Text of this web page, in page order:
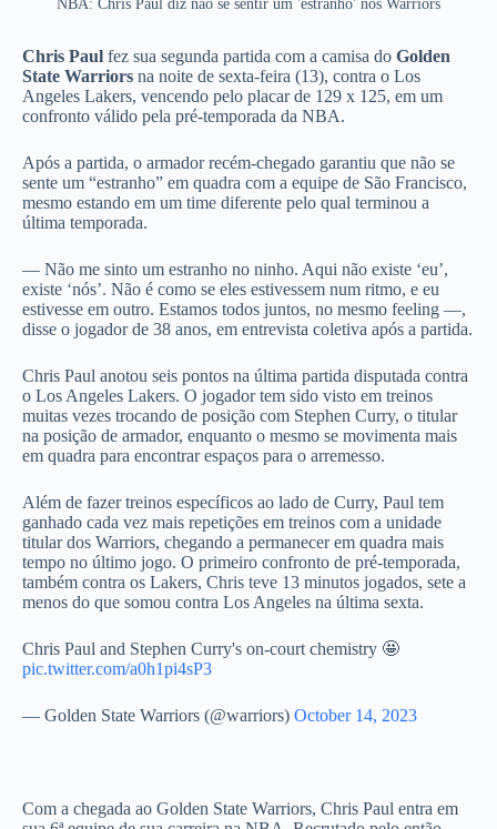
NBA: Chris Paul diz não se sentir um 'estranho' nos Warriors
Chris Paul fez sua segunda partida com a camisa do Golden
State Warriors na noite de sexta-feira (13), contra o Los
Angeles Lakers, vencendo pelo placar de 129 x 125, em um
confronto válido pela pré-temporada da NBA.
Após a partida, o armador recém-chegado garantiu que não se
sente um “estranho” em quadra com a equipe de São Francisco,
mesmo estando em um time diferente pelo qual terminou a
última temporada.
— Não me sinto um estranho no ninho. Aqui não existe ‘eu’,
existe ‘nós’. Não é como se eles estivessem num ritmo, e eu
estivesse em outro. Estamos todos juntos, no mesmo feeling —,
disse o jogador de 38 anos, em entrevista coletiva após a partida.
Chris Paul anotou seis pontos na última partida disputada contra
o Los Angeles Lakers. O jogador tem sido visto em treinos
muitas vezes trocando de posição com Stephen Curry, o titular
na posição de armador, enquanto o mesmo se movimenta mais
em quadra para encontrar espaços para o arremesso.
Além de fazer treinos específicos ao lado de Curry, Paul tem
ganhado cada vez mais repetições em treinos com a unidade
titular dos Warriors, chegando a permanecer em quadra mais
tempo no último jogo. O primeiro confronto de pré-temporada,
também contra os Lakers, Chris teve 13 minutos jogados, sete a
menos do que somou contra Los Angeles na última sexta.
Chris Paul and Stephen Curry's on-court chemistry 🤩
pic.twitter.com/a0h1pi4sP3
— Golden State Warriors (@warriors) October 14, 2023
Com a chegada ao Golden State Warriors, Chris Paul entra em